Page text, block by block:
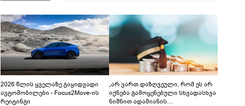
2026 წლის ყველაზე გაყიდვადი
ავტომობილები - Focus2Move-ის
რეიტინგი
„არ ვართ დაზღვეული, რომ ეს არ
იქნება გამოყენებული სხვადასხვა
ნიშნით ადამიანის